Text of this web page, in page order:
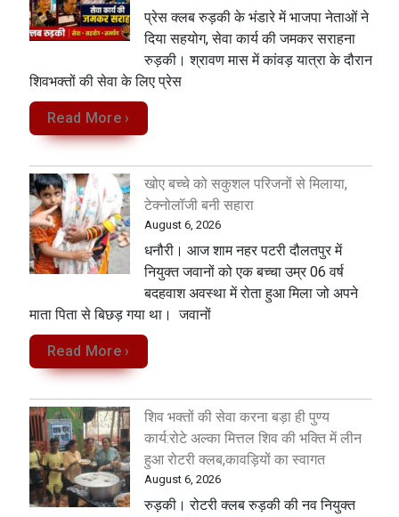
प्रेस क्लब रुड़की के भंडारे में भाजपा नेताओं ने
दिया सहयोग, सेवा कार्य की जमकर सराहना
रुड़की। श्रावण मास में कांवड़ यात्रा के दौरान
शिवभक्तों की सेवा के लिए प्रेस
Read More ›
खोए बच्चे को सकुशल परिजनों से मिलाया,
टेक्नोलॉजी बनी सहारा
August 6, 2026
धनौरी। आज शाम नहर पटरी दौलतपुर में
नियुक्त जवानों को एक बच्चा उम्र 06 वर्ष
बदहवाश अवस्था में रोता हुआ मिला जो अपने
माता पिता से बिछड़ गया था। जवानों
Read More ›
शिव भक्तों की सेवा करना बड़ा ही पुण्य
कार्य:रोटे अल्का मित्तल शिव की भक्ति में लीन
हुआ रोटरी क्लब,कावड़ियों का स्वागत
August 6, 2026
रुड़की। रोटरी क्लब रुड़की की नव नियुक्त